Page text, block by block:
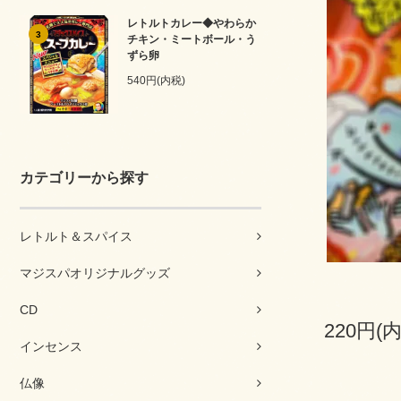
3
レトルトカレー◆やわらか
チキン・ミートボール・う
ずら卵
540円(内税)
カテゴリーから探す
レトルト＆スパイス
マジスパオリジナルグッズ
CD
インセンス
仏像
220円(